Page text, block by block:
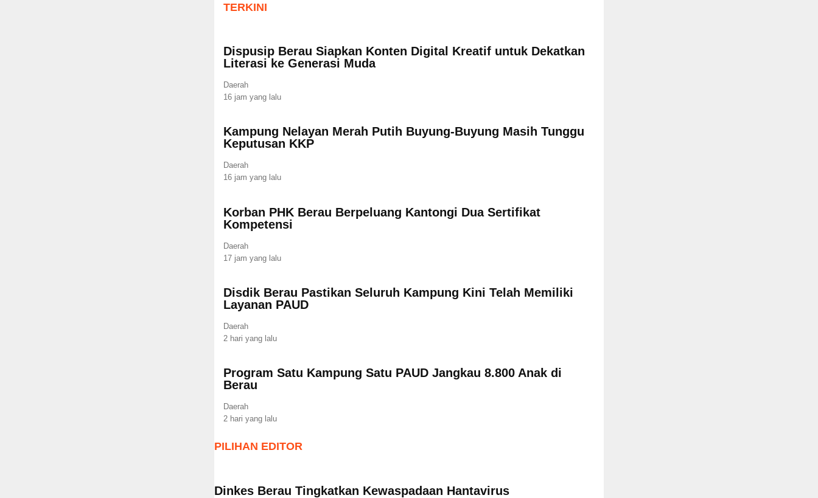
TERKINI
Dispusip Berau Siapkan Konten Digital Kreatif untuk Dekatkan
Literasi ke Generasi Muda
Daerah
16 jam yang lalu
Kampung Nelayan Merah Putih Buyung-Buyung Masih Tunggu
Keputusan KKP
Daerah
16 jam yang lalu
Korban PHK Berau Berpeluang Kantongi Dua Sertifikat
Kompetensi
Daerah
17 jam yang lalu
Disdik Berau Pastikan Seluruh Kampung Kini Telah Memiliki
Layanan PAUD
Daerah
2 hari yang lalu
Program Satu Kampung Satu PAUD Jangkau 8.800 Anak di
Berau
Daerah
2 hari yang lalu
PILIHAN EDITOR
Dinkes Berau Tingkatkan Kewaspadaan Hantavirus